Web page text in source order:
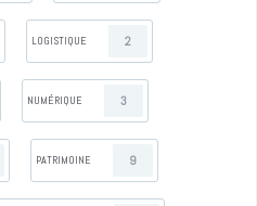
LOGISTIQUE 2
NUMÉRIQUE 3
PATRIMOINE 9